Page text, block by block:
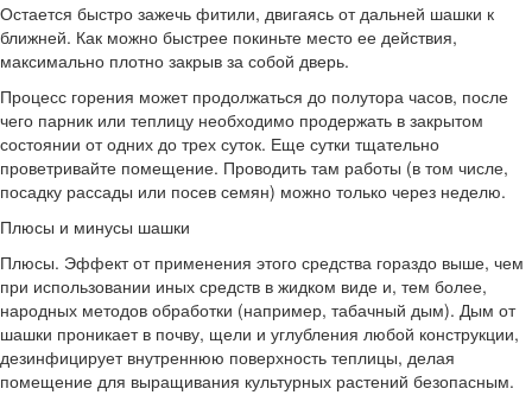
Остается быстро зажечь фитили, двигаясь от дальней шашки к
ближней. Как можно быстрее покиньте место ее действия,
максимально плотно закрыв за собой дверь.
Процесс горения может продолжаться до полутора часов, после
чего парник или теплицу необходимо продержать в закрытом
состоянии от одних до трех суток. Еще сутки тщательно
проветривайте помещение. Проводить там работы (в том числе,
посадку рассады или посев семян) можно только через неделю.
Плюсы и минусы шашки
Плюсы. Эффект от применения этого средства гораздо выше, чем
при использовании иных средств в жидком виде и, тем более,
народных методов обработки (например, табачный дым). Дым от
шашки проникает в почву, щели и углубления любой конструкции,
дезинфицирует внутреннюю поверхность теплицы, делая
помещение для выращивания культурных растений безопасным.